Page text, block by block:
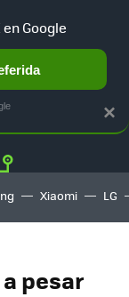
Twitter
Xiaomi LG
pesar
×
Google